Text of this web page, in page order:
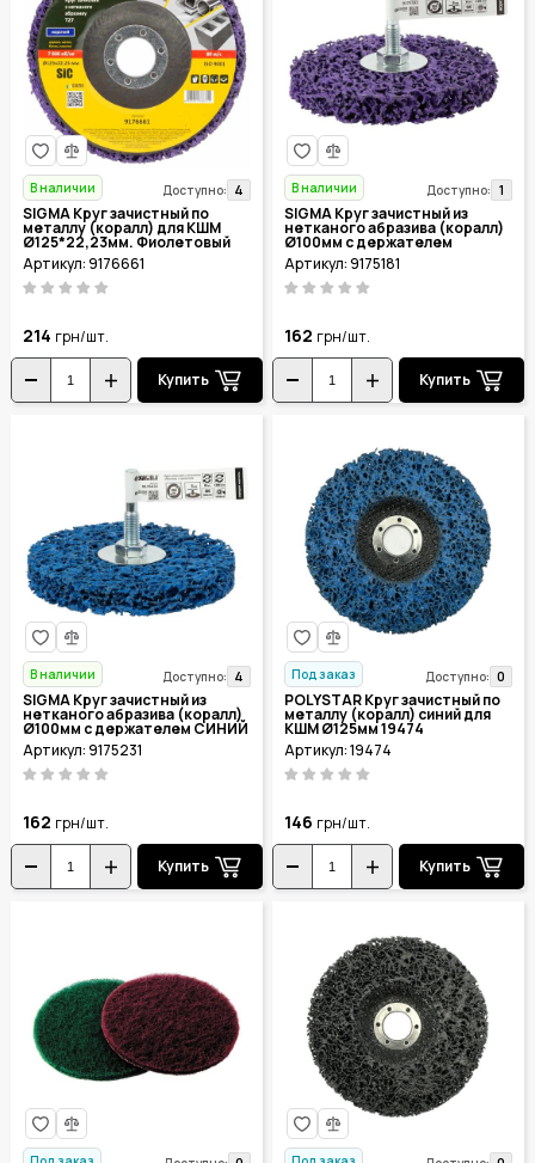
В наличии Доступно: 4
SIGMA Круг зачистный по
металлу (коралл) для КШМ
Ø125*22,23мм. Фиолетовый
жесткий 9176661
Артикул: 9176661
214 грн/шт.
Купить
В наличии Доступно: 1
SIGMA Круг зачистный из
нетканого абразива (коралл)
Ø100мм с держателем
Фиолетовый жесткий 9175181
Артикул: 9175181
162 грн/шт.
Купить
В наличии Доступно: 4
SIGMA Круг зачистный из
нетканого абразива (коралл)
Ø100мм с держателем СИНИЙ
средняя жесткость 9175231
Артикул: 9175231
162 грн/шт.
Купить
Под заказ Доступно: 0
POLYSTAR Круг зачистный по
металлу (коралл) синий для
КШМ Ø125мм 19474
Артикул: 19474
146 грн/шт.
Купить